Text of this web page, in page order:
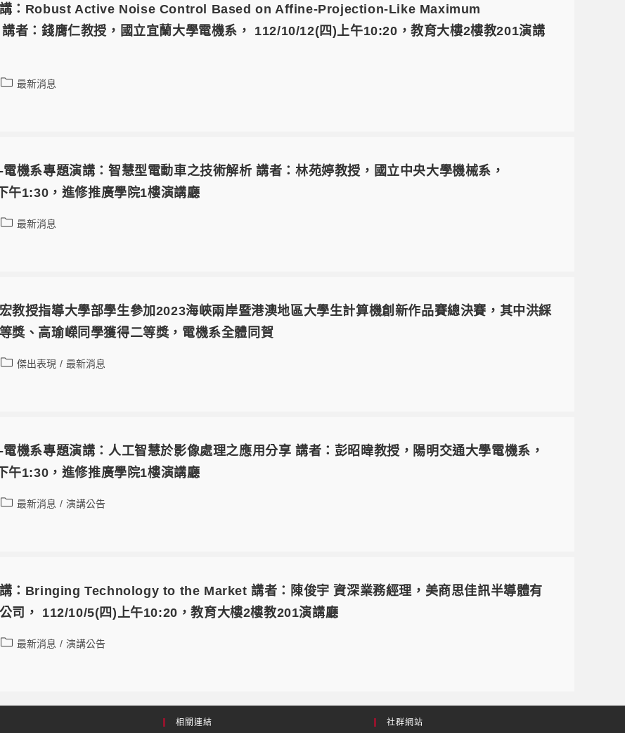
講：Robust Active Noise Control Based on Affine-Projection-Like Maximum
者：錢膺仁教授，國立宜蘭大學電機系， 112/10/12(四)上午10:20，教育大樓2樓教201演講
最新消息
機系專題演講：智慧型電動車之技術解析 講者：林苑婷教授，國立中央大學機械系，
午1:30，進修推廣學院1樓演講廳
最新消息
教授指導大學部學生參加2023海峽兩岸暨港澳地區大學生計算機創新作品賽總決賽，其中洪綵
獎、高瑜嶸同學獲得二等獎，電機系全體同賀
傑出表現 / 最新消息
機系專題演講：人工智慧於影像處理之應用分享 講者：彭昭暐教授，陽明交通大學電機系，
午1:30，進修推廣學院1樓演講廳
最新消息 / 演講公告
：Bringing Technology to the Market 講者：陳俊宇 資深業務經理，美商思佳訊半導體有
司， 112/10/5(四)上午10:20，教育大樓2樓教201演講廳
最新消息 / 演講公告
相關連結 社群網站